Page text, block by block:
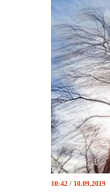
10:42 / 10.09.2019